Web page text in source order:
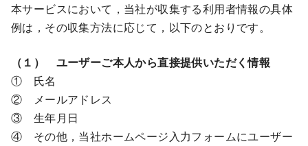
本サービスにおいて，当社が収集する利用者情報の具体
例は，その収集方法に応じて，以下のとおりです。
（１） ユーザーご本人から直接提供いただく情報
① 氏名
② メールアドレス
③ 生年月日
④ その他，当社ホームページ入力フォームにユーザー